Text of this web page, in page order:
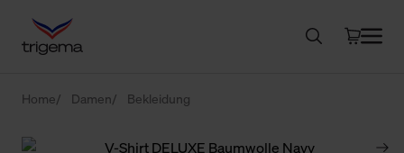
Home Damen Bekleidung